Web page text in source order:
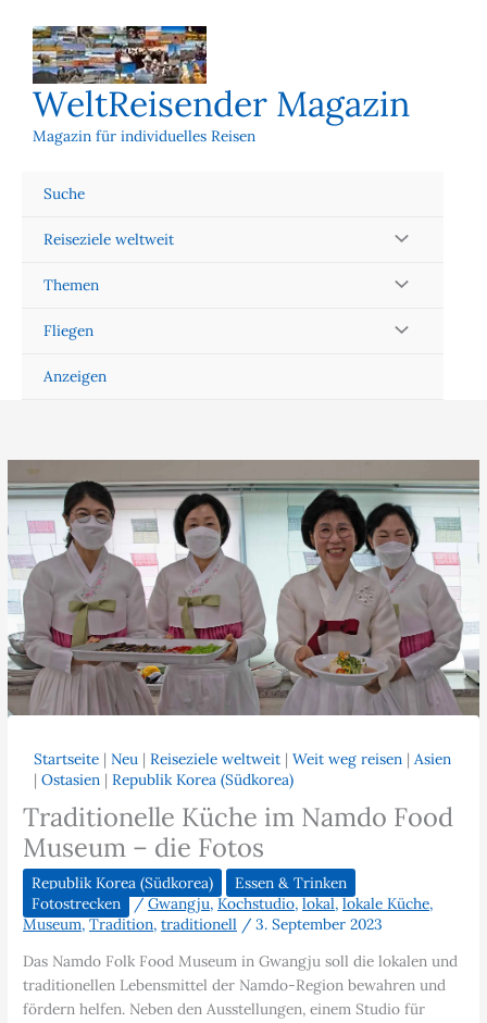
Inhalt
springen
WeltReisender Magazin
Magazin für individuelles Reisen
Suche
Reiseziele weltweit
Themen
Fliegen
Anzeigen
Startseite |Neu |Reiseziele weltweit |Weit weg reisen | Asien
|Ostasien |Republik Korea (Südkorea)
Traditionelle Küche im Namdo Food
Museum – die Fotos
Republik Korea (Südkorea)
Essen & Trinken
Fotostrecken /Gwangju,Kochstudio,lokal,lokale Küche,
Museum,Tradition,traditionell /3. September 2023
Das Namdo Folk Food Museum in Gwangju soll die lokalen und
traditionellen Lebensmittel der Namdo-Region bewahren und
fördern helfen. Neben den Ausstellungen, einem Studio für